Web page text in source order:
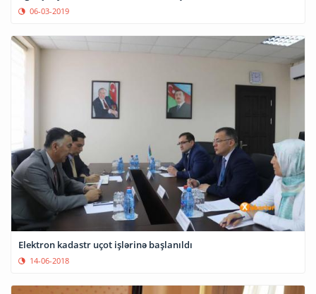
06-03-2019
Elektron kadastr uçot işlərinə başlanıldı
14-06-2018